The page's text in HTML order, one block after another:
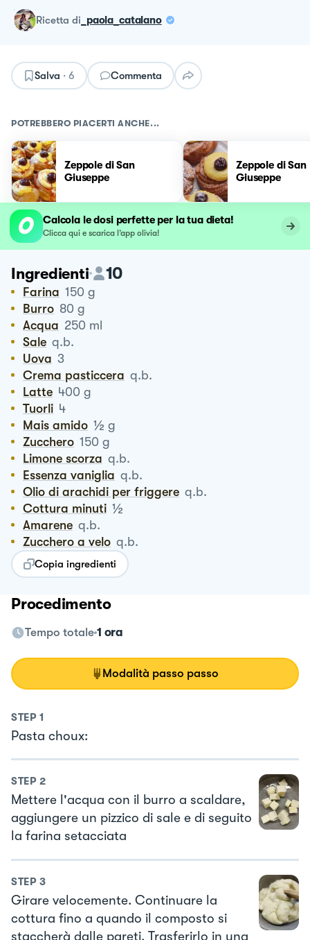
ricetta di _paola_catalano
Salva · 6 Commenta
POTREBBERO PIACERTI ANCHE...
Zeppole di San
Giuseppe
Zeppole di San
Giuseppe
Calcola le dosi perfette per la tua dieta!
Clicca qui e scarica l’app olivia!
Ingredienti 10
Farina 150 g
Burro 80 g
Acqua 250 ml
Sale q.b.
Uova 3
Crema pasticcera q.b.
Latte 400 g
Tuorli 4
Mais amido ½ g
Zucchero 150 g
Limone scorza q.b.
Essenza vaniglia q.b.
Olio di arachidi per friggere q.b.
Cottura minuti ½
Amarene q.b.
Zucchero a velo q.b.
Copia ingredienti
Procedimento
Tempo totale 1 ora
Modalità passo passo
STEP 1
Pasta choux:
STEP 2
Mettere l'acqua con il burro a scaldare,
aggiungere un pizzico di sale e di seguito
la farina setacciata
STEP 3
Girare velocemente. Continuare la
cottura fino a quando il composto si
staccherà dalle pareti. Trasferirlo in una